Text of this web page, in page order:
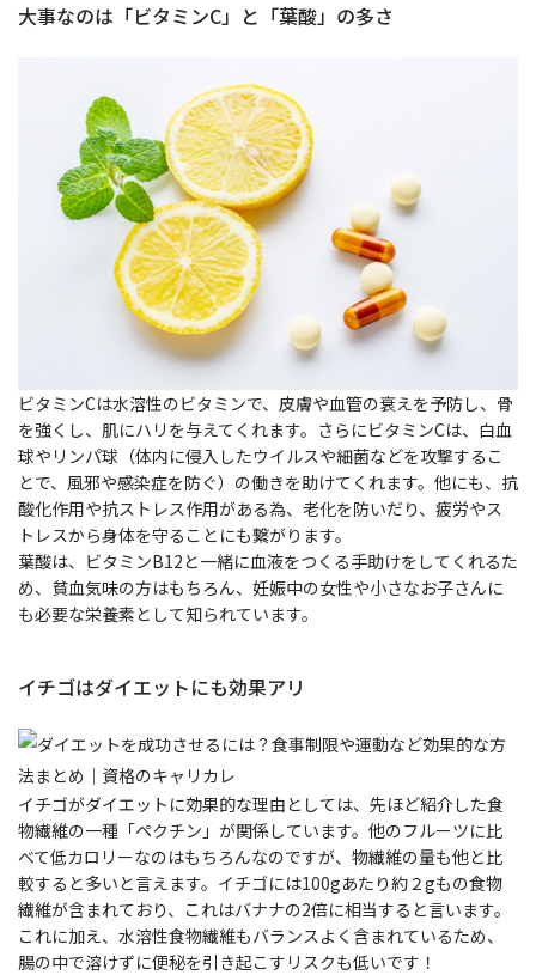
大事なのは「ビタミンC」と「葉酸」の多さ
ビタミンCは水溶性のビタミンで、皮膚や血管の衰えを予防し、骨
を強くし、肌にハリを与えてくれます。さらにビタミンCは、白血
球やリンパ球（体内に侵入したウイルスや細菌などを攻撃するこ
とで、風邪や感染症を防ぐ）の働きを助けてくれます。他にも、抗
酸化作用や抗ストレス作用がある為、老化を防いだり、疲労やス
トレスから身体を守ることにも繋がります。
葉酸は、ビタミンB12と一緒に血液をつくる手助けをしてくれるた
め、貧血気味の方はもちろん、妊娠中の女性や小さなお子さんに
も必要な栄養素として知られています。
イチゴはダイエットにも効果アリ
イチゴがダイエットに効果的な理由としては、先ほど紹介した食
物繊維の一種「ペクチン」が関係しています。他のフルーツに比
べて低カロリーなのはもちろんなのですが、物繊維の量も他と比
較すると多いと言えます。イチゴには100gあたり約２gもの食物
繊維が含まれており、これはバナナの2倍に相当すると言います。
これに加え、水溶性食物繊維もバランスよく含まれているため、
腸の中で溶けずに便秘を引き起こすリスクも低いです！